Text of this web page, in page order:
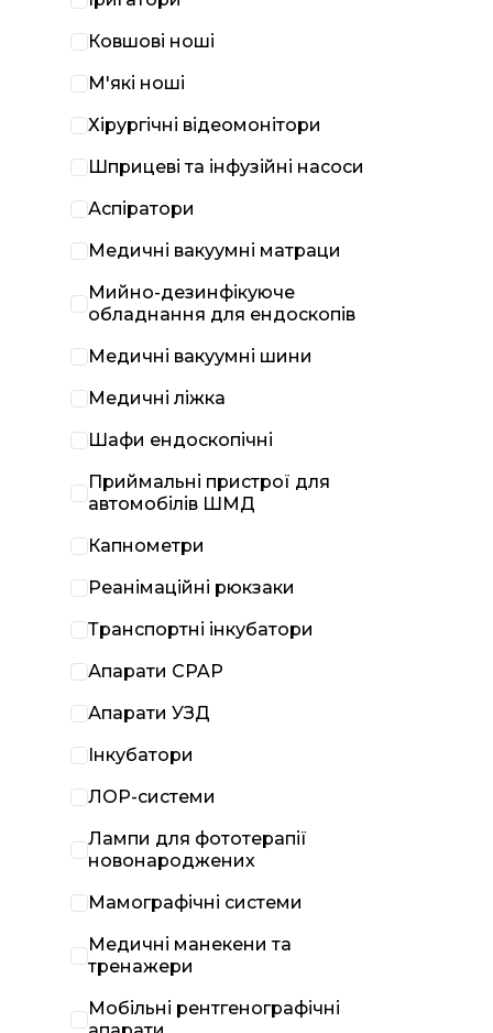
Ковшові ноші
М'які ноші
Хірургічні відеомонітори
Шприцеві та інфузійні насоси
Аспіратори
Медичні вакуумні матраци
Мийно-дезинфікуюче
обладнання для ендоскопів
Медичні вакуумні шини
Медичні ліжка
Шафи ендоскопічні
Приймальні пристрої для
автомобілів ШМД
Капнометри
Реанімаційні рюкзаки
Транспортні інкубатори
Апарати CPAP
Апарати УЗД
Інкубатори
ЛОР-системи
Лампи для фототерапії
новонароджених
Мамографічні системи
Медичні манекени та
тренажери
Мобільні рентгенографічні